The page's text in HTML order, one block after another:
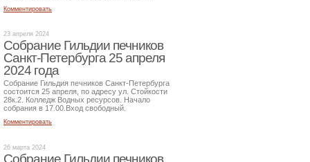
Комментировать
23 апреля 2024
Собрание Гильдии печников
Санкт-Петербурга 25 апреля
2024 года
Собрание Гильдия печников Санкт-Петербурга
состоится 25 апреля, по адресу ул. Стойкости
28к.2. Колледж Водных ресурсов. Начало
собрания в 17.00.Вход свободный.
Комментировать
26 марта 2024
Собрание Гильдии печников